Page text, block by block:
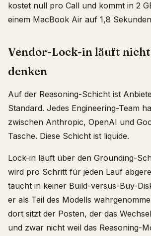
kostet null pro Call und kommt in 2
einem MacBook Air auf 1,8
Vendor-Lock-in läuft nicht
denken
Auf der Reasoning-Schicht ist
Standard. Jedes Engineering-Team
zwischen Anthropic, OpenAI und
Tasche. Diese Schicht ist liquide.
Lock-in läuft über den Grounding-
wird pro Schritt für jeden Lauf
taucht in keiner Build-versus-Buy-
er als Teil des Modells
dort sitzt der Posten, der das
und zwar nicht weil das Reasoning-